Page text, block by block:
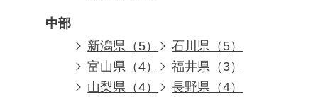
中部
新潟県（5）
石川県（5）
富山県（4）
福井県（3）
山梨県（4）
長野県（4）